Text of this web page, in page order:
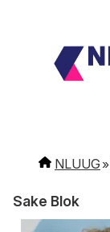
NLUUG
Sake Blok